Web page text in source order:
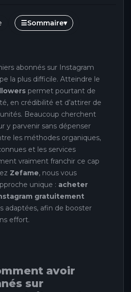
☰Sommaire▾
abonnés sur Instagram
la plus difficile. Atteindre le
permet pourtant de
en crédibilité et d’attirer de
Beaucoup cherchent
y parvenir sans dépenser
les méthodes organiques,
et les services
vraiment franchir ce cap
Zefame, nous vous
unique : acheter
gratuitement
adaptées, afin de booster
effort.
avoir
sur